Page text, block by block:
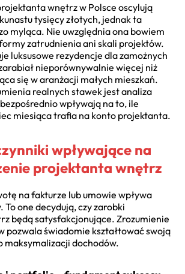
wnętrz w Polsce oscylują
tysięcy złotych, jednak ta
myląca. Nie uwzględnia ona bowiem
zatrudnienia ani skali projektów.
luksusowe rezydencje dla zamożnych
nieporównywalnie więcej niż
się w aranżacji małych mieszkań.
realnych stawek jest analiza
wpływają na to, ile
miesiąca trafia na konto projektanta.
wpływające na
projektanta wnętrz
na fakturze lub umowie wpływa
one decydują, czy zarobki
będą satysfakcjonujące. Zrozumienie
pozwala świadomie kształtować swoją
maksymalizacji dochodów.